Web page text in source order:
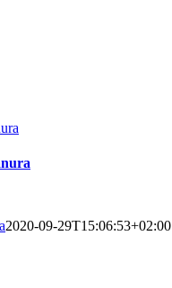
2020-09-29T15:06:53+02:00